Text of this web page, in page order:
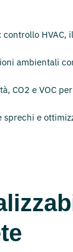
HVAC,
ambientali
CO2 e VOC
e